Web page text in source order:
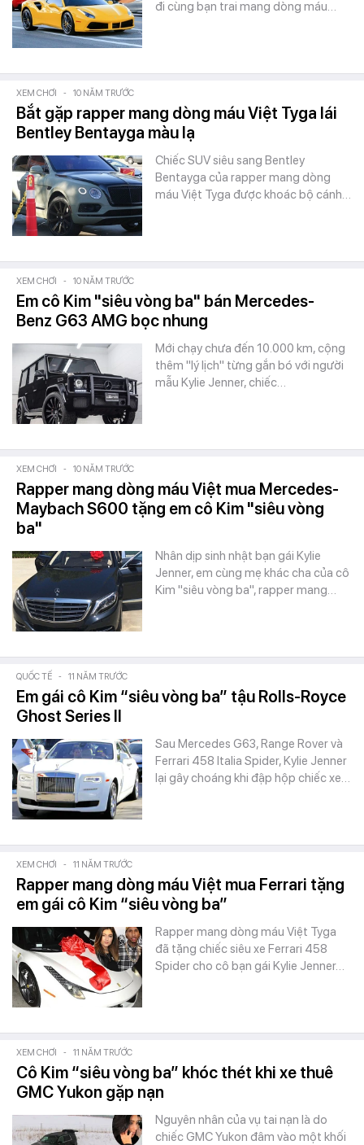
đi cùng bạn trai mang dòng máu…
XEM CHƠI - 10 NĂM TRƯỚC
Bắt gặp rapper mang dòng máu Việt Tyga lái
Bentley Bentayga màu lạ
Chiếc SUV siêu sang Bentley
Bentayga của rapper mang dòng
máu Việt Tyga được khoác bộ cánh…
XEM CHƠI - 10 NĂM TRƯỚC
Em cô Kim "siêu vòng ba" bán Mercedes-
Benz G63 AMG bọc nhung
Mới chạy chưa đến 10.000 km, cộng
thêm "lý lịch" từng gắn bó với người
mẫu Kylie Jenner, chiếc…
XEM CHƠI - 10 NĂM TRƯỚC
Rapper mang dòng máu Việt mua Mercedes-
Maybach S600 tặng em cô Kim "siêu vòng
ba"
Nhân dịp sinh nhật bạn gái Kylie
Jenner, em cùng mẹ khác cha của cô
Kim "siêu vòng ba", rapper mang…
QUỐC TẾ - 11 NĂM TRƯỚC
Em gái cô Kim “siêu vòng ba” tậu Rolls-Royce
Ghost Series II
Sau Mercedes G63, Range Rover và
Ferrari 458 Italia Spider, Kylie Jenner
lại gây choáng khi đập hộp chiếc xe…
XEM CHƠI - 11 NĂM TRƯỚC
Rapper mang dòng máu Việt mua Ferrari tặng
em gái cô Kim “siêu vòng ba”
Rapper mang dòng máu Việt Tyga
đã tặng chiếc siêu xe Ferrari 458
Spider cho cô bạn gái Kylie Jenner…
XEM CHƠI - 11 NĂM TRƯỚC
Cô Kim “siêu vòng ba” khóc thét khi xe thuê
GMC Yukon gặp nạn
Nguyên nhân của vụ tai nạn là do
chiếc GMC Yukon đâm vào một khối